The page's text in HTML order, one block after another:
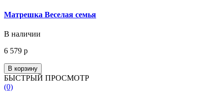
Матрешка Веселая семья
В наличии
6 579 р
В корзину
БЫСТРЫЙ ПРОСМОТР
(0)